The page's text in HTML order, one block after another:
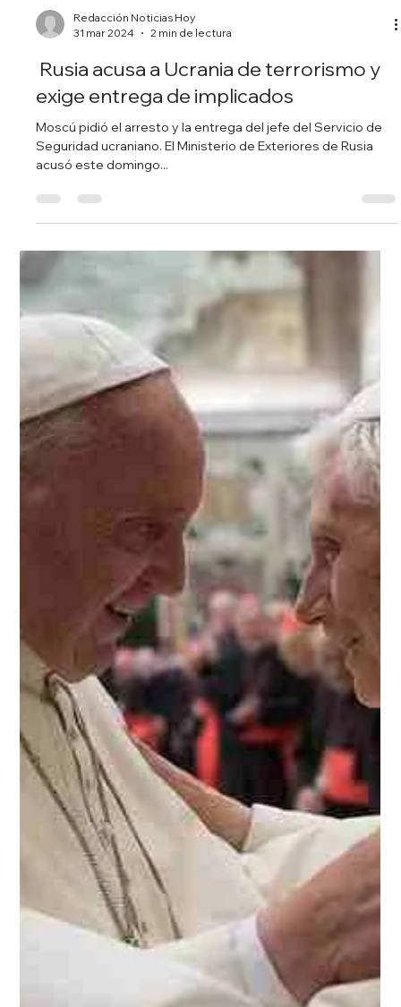
2 min de lectura
Rusia acusa a Ucrania de terrorismo y
exige entrega de implicados
Moscú pidió el arresto y la entrega del jefe del Servicio de
Seguridad ucraniano. El Ministerio de Exteriores de Rusia
acusó este domingo...